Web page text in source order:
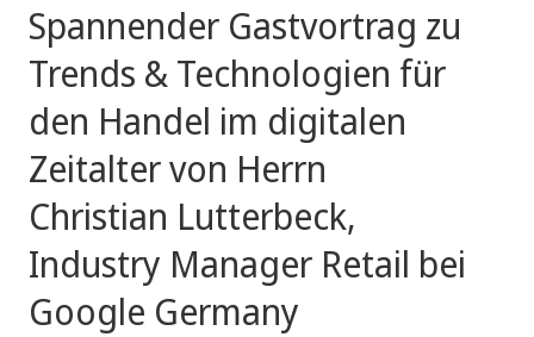
Spannender Gast­vortrag zu
Trends & Technologien für
den Handel im digitalen
Zeitalter von Herrn
Christian Lutterbeck,
Industry Manager Retail bei
Google Germany